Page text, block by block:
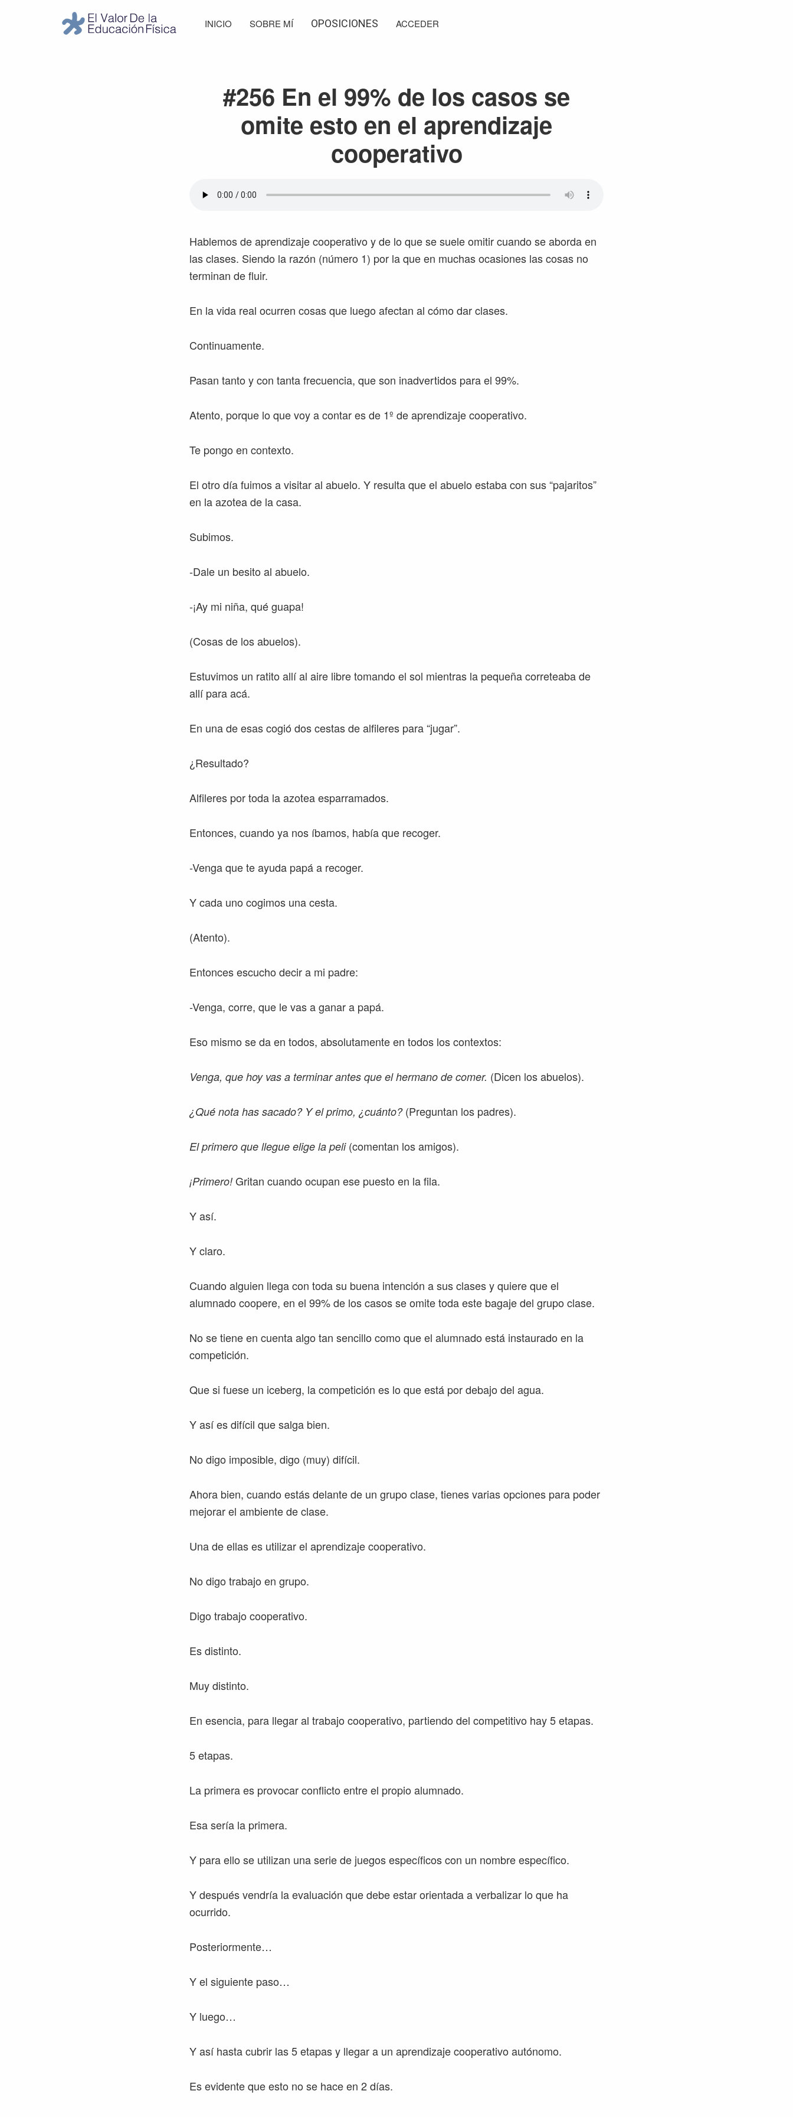
INICIO SOBRE MÍ OPOSICIONES ACCEDER
#256 En el 99% de los casos se
omite esto en el aprendizaje
cooperativo
Hablemos de aprendizaje cooperativo y de lo que se suele omitir cuando se aborda en
las clases. Siendo la razón (número 1) por la que en muchas ocasiones las cosas no
terminan de fluir.
En la vida real ocurren cosas que luego afectan al cómo dar clases.
Continuamente.
Pasan tanto y con tanta frecuencia, que son inadvertidos para el 99%.
Atento, porque lo que voy a contar es de 1º de aprendizaje cooperativo.
Te pongo en contexto.
El otro día fuimos a visitar al abuelo. Y resulta que el abuelo estaba con sus “pajaritos”
en la azotea de la casa.
Subimos.
-Dale un besito al abuelo.
-¡Ay mi niña, qué guapa!
(Cosas de los abuelos).
Estuvimos un ratito allí al aire libre tomando el sol mientras la pequeña correteaba de
allí para acá.
En una de esas cogió dos cestas de alfileres para “jugar”.
¿Resultado?
Alfileres por toda la azotea esparramados.
Entonces, cuando ya nos íbamos, había que recoger.
-Venga que te ayuda papá a recoger.
Y cada uno cogimos una cesta.
(Atento).
Entonces escucho decir a mi padre:
-Venga, corre, que le vas a ganar a papá.
Eso mismo se da en todos, absolutamente en todos los contextos:
Venga, que hoy vas a terminar antes que el hermano de comer. (Dicen los abuelos).
¿Qué nota has sacado? Y el primo, ¿cuánto?(Preguntan los padres).
El primero que llegue elige la peli(comentan los amigos).
¡Primero! Gritan cuando ocupan ese puesto en la fila.
Y así.
Y claro.
Cuando alguien llega con toda su buena intención a sus clases y quiere que el
alumnado coopere, en el 99% de los casos se omite toda este bagaje del grupo clase.
No se tiene en cuenta algo tan sencillo como que el alumnado está instaurado en la
competición.
Que si fuese un iceberg, la competición es lo que está por debajo del agua.
Y así es difícil que salga bien.
No digo imposible, digo (muy) difícil.
Ahora bien, cuando estás delante de un grupo clase, tienes varias opciones para poder
mejorar el ambiente de clase.
Una de ellas es utilizar el aprendizaje cooperativo.
No digo trabajo en grupo.
Digo trabajo cooperativo.
Es distinto.
Muy distinto.
En esencia, para llegar al trabajo cooperativo, partiendo del competitivo hay 5 etapas.
5 etapas.
La primera es provocar conflicto entre el propio alumnado.
Esa sería la primera.
Y para ello se utilizan una serie de juegos específicos con un nombre específico.
Y después vendría la evaluación que debe estar orientada a verbalizar lo que ha
ocurrido.
Posteriormente…
Y el siguiente paso…
Y luego…
Y así hasta cubrir las 5 etapas y llegar a un aprendizaje cooperativo autónomo.
Es evidente que esto no se hace en 2 días.